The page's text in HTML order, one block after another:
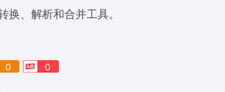
、解析和合并工具。
0 0